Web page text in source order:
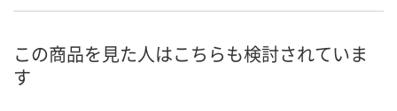
号
お届け日
この商品を見た人はこちらも検討されていま
す